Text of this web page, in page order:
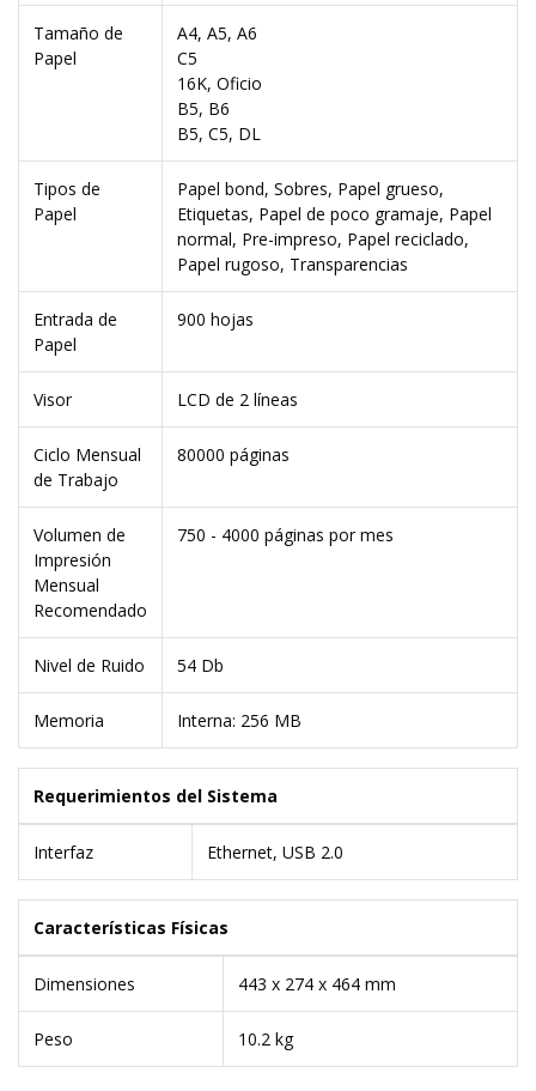
Tamaño de
Papel
A4, A5, A6
C5
16K, Oficio
B5, B6
B5, C5, DL
Tipos de
Papel
Papel bond, Sobres, Papel grueso,
Etiquetas, Papel de poco gramaje, Papel
normal, Pre-impreso, Papel reciclado,
Papel rugoso, Transparencias
Entrada de
Papel
900 hojas
Visor LCD de 2 líneas
Ciclo Mensual
de Trabajo
80000 páginas
Volumen de
Impresión
Mensual
Recomendado
750 - 4000 páginas por mes
Nivel de Ruido 54 Db
Memoria Interna: 256 MB
Requerimientos del Sistema
Interfaz Ethernet, USB 2.0
Características Físicas
Dimensiones 443 x 274 x 464 mm
Peso 10.2 kg